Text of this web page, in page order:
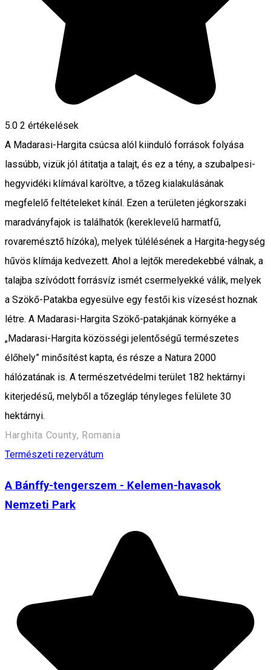
5.0 2 értékelések
A Madarasi-Hargita csúcsa alól kiinduló források folyása
lassúbb, vizük jól átitatja a talajt, és ez a tény, a szubalpesi-
hegyvidéki klímával karöltve, a tőzeg kialakulásának
megfelelő feltételeket kínál. Ezen a területen jégkorszaki
maradványfajok is találhatók (kereklevelű harmatfű,
rovaremésztő hízóka), melyek túlélésének a Hargita-hegység
hűvös klímája kedvezett. Ahol a lejtők meredekebbé válnak, a
talajba szívódott forrásvíz ismét csermelyekké válik, melyek
a Szökő-Patakba egyesülve egy festői kis vízesést hoznak
létre. A Madarasi-Hargita Szökő-patakjának környéke a
„Madarasi-Hargita közösségi jelentőségű természetes
élőhely” minősítést kapta, és része a Natura 2000
hálózatának is. A természetvédelmi terület 182 hektárnyi
kiterjedésű, melyből a tőzegláp tényleges felülete 30
hektárnyi.
Harghita County, Romania
Természeti rezervátum
A Bánffy-tengerszem - Kelemen-havasok
Nemzeti Park